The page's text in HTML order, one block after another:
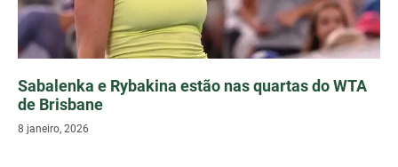
Sabalenka e Rybakina estão nas quartas do WTA
de Brisbane
8 janeiro, 2026